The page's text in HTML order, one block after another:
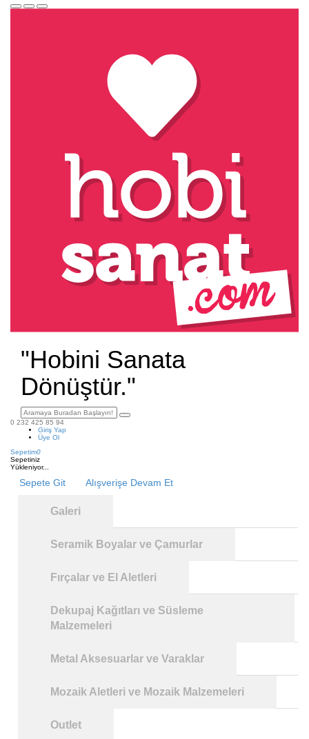
"Hobini Sanata
Dönüştür."
0 232 425 85 94
Giriş Yap
Üye Ol
Sepetim0
Sepetiniz
Yükleniyor...
Sepete Git Alışverişe Devam Et
Galeri
Seramik Boyalar ve Çamurlar
Fırçalar ve El Aletleri
Dekupaj Kağıtları ve Süsleme
Malzemeleri
Metal Aksesuarlar ve Varaklar
Mozaik Aletleri ve Mozaik Malzemeleri
Outlet